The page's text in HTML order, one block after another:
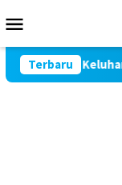
ke
Mobile
Terbaru
Kawal Keluhan